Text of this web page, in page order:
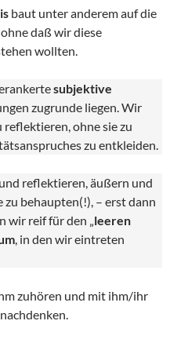
baut unter anderem auf die
ohne daß wir diese
wollten.
subjektive
zugrunde liegen. Wir
reflektieren, ohne sie zu
zu entkleiden.
reflektieren, äußern und
behaupten(!), – erst dann
wir reif für den „leeren
, in den wir eintreten
zuhören und mit ihm/ihr